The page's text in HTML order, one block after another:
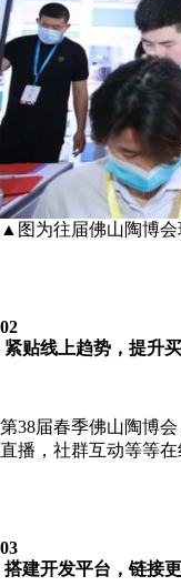
▲图为往届佛山陶博会
02
紧贴线上趋势，提升
第38届春季佛山陶博
直播，社群互动等等
03
搭建开发平台，链接